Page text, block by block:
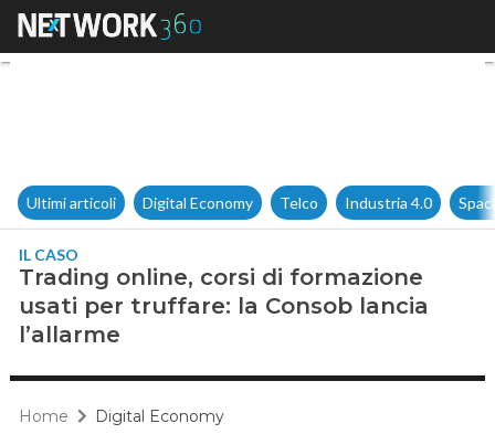
Trading online, corsi di
Ultimi articoli Digital Economy Telco Industria 4.0
IL CASO
Trading online, corsi di formazione
usati per truffare: la Consob lancia
l’allarme
Home Digital Economy